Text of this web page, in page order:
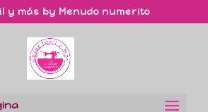
y más by Menudo numerito